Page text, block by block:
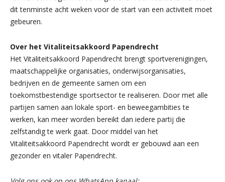
dit tenminste acht weken voor de start van een activiteit moet
gebeuren.
Over het Vitaliteitsakkoord Papendrecht
Het Vitaliteitsakkoord Papendrecht brengt sportverenigingen,
maatschappelijke organisaties, onderwijsorganisaties,
bedrijven en de gemeente samen om een
toekomstbestendige sportsector te realiseren. Door met alle
partijen samen aan lokale sport- en beweegambities te
werken, kan meer worden bereikt dan iedere partij die
zelfstandig te werk gaat. Door middel van het
Vitaliteitsakkoord Papendrecht wordt er gebouwd aan een
gezonder en vitaler Papendrecht.